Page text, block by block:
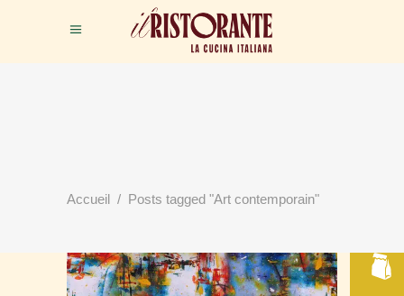
Accueil / Posts tagged "Art contemporain"VOTRE TABLE